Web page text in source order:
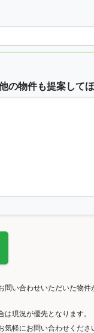
の物件も提案して
い合わせいただいた物件
現況が優先となります。
軽にお問い合わせくださ